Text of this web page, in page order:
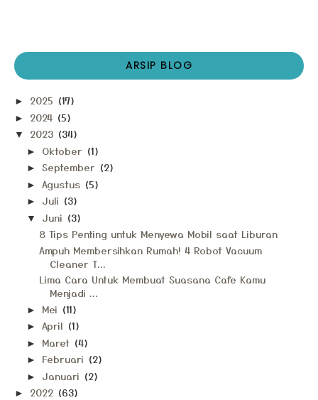
ARSIP BLOG
► 2025 (17)
► 2024 (5)
▼ 2023 (34)
► Oktober (1)
► September (2)
► Agustus (5)
► Juli (3)
▼ Juni (3)
8 Tips Penting untuk Menyewa Mobil saat Liburan
Ampuh Membersihkan Rumah! 4 Robot Vacuum
Cleaner T...
Lima Cara Untuk Membuat Suasana Cafe Kamu
Menjadi ...
► Mei (11)
► April (1)
► Maret (4)
► Februari (2)
► Januari (2)
► 2022 (63)